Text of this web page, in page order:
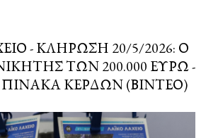
- ΚΛΉΡΩΣΗ 20/5/2026: Ο
ΤΩΝ 200.000 ΕΥΡΏ -
ΚΕΡΔΏΝ (ΒΊΝΤΕΟ)